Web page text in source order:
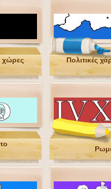
χώρες Πολιτικές